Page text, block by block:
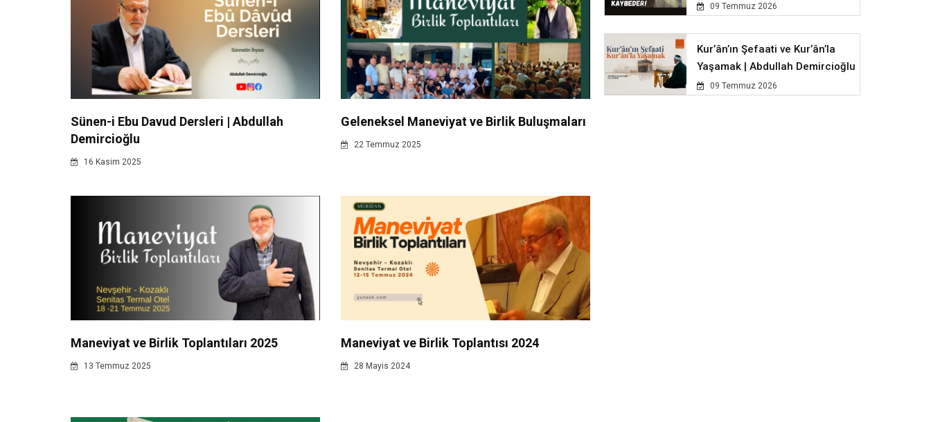
Sünen-i Ebu Davud Dersleri | Abdullah
Demircioğlu
16 Kasim 2025
Geleneksel Maneviyat ve Birlik Buluşmaları
22 Temmuz 2025
Maneviyat ve Birlik Toplantıları 2025
13 Temmuz 2025
Maneviyat ve Birlik Toplantısı 2024
28 Mayis 2024
09 Temmuz 2026
Kur’ân’ın Şefaati ve Kur’ân’la
Yaşamak | Abdullah Demircioğlu
09 Temmuz 2026